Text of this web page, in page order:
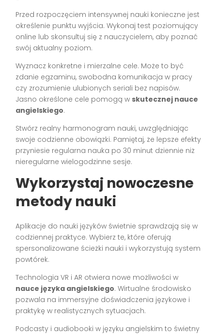
Przed rozpoczęciem intensywnej nauki konieczne jest
określenie punktu wyjścia. Wykonaj test poziomujący
online lub skonsultuj się z nauczycielem, aby poznać
swój aktualny poziom.
Wyznacz konkretne i mierzalne cele. Może to być
zdanie egzaminu, swobodna komunikacja w pracy
czy zrozumienie ulubionych seriali bez napisów.
Jasno określone cele pomogą w skutecznej nauce
angielskiego.
Stwórz realny harmonogram nauki, uwzględniając
swoje codzienne obowiązki. Pamiętaj, że lepsze efekty
przyniesie regularna nauka po 30 minut dziennie niż
nieregularne wielogodzinne sesje.
Wykorzystaj nowoczesne
metody nauki
Aplikacje do nauki języków świetnie sprawdzają się w
codziennej praktyce. Wybierz te, które oferują
spersonalizowane ścieżki nauki i wykorzystują system
powtórek.
Technologia VR i AR otwiera nowe możliwości w
nauce języka angielskiego. Wirtualne środowisko
pozwala na immersyjne doświadczenia językowe i
praktykę w realistycznych sytuacjach.
Podcasty i audiobooki w języku angielskim to świetny